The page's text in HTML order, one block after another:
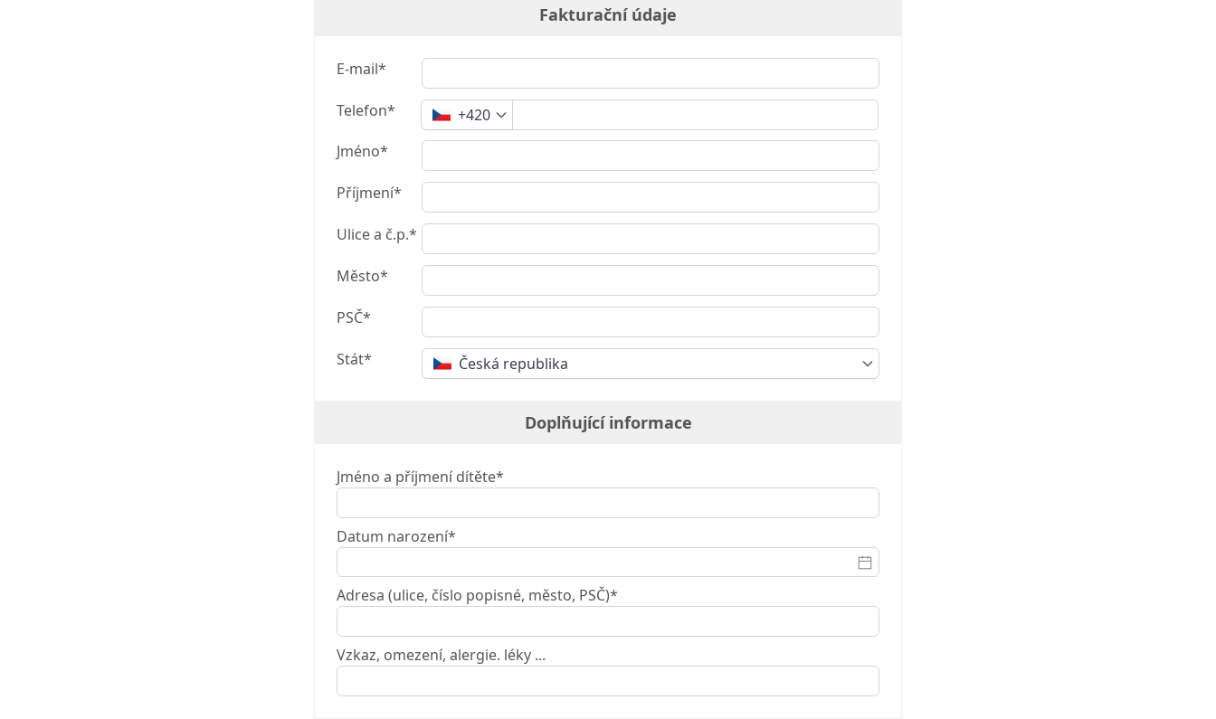
Fakturační údaje
E-mail*
Telefon*
+420
Jméno*
Příjmení*
Ulice a č.p.*
Město*
PSČ*
Stát* Česká republika
Doplňující informace
Jméno a příjmení dítěte*
Datum narození*
Adresa (ulice, číslo popisné, město, PSČ)*
Vzkaz, omezení, alergie. léky ...